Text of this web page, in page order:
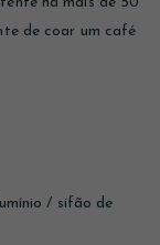
de coar um café
/ sifão de